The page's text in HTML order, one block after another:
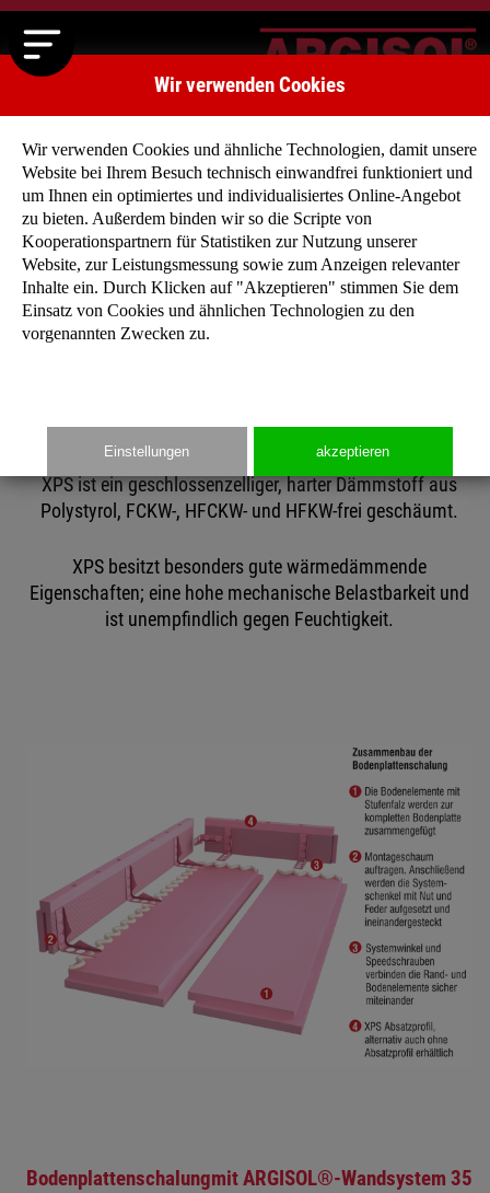
Startseite » Produkte »Bodenplattenschalung
Bodenplattendämmschalung – die Basis zum
Das Material: Extrudiertes Polystyrol (XPS)
XPS ist ein geschlossenzelliger, harter Dämmstoff aus
Polystyrol, FCKW-, HFCKW- und HFKW-frei geschäumt.
XPS besitzt besonders gute wärmedämmende
Eigenschaften; eine hohe mechanische Belastbarkeit und
ist unempfindlich gegen Feuchtigkeit.
Bodenplattenschalungmit ARGISOL®-Wandsystem 35
Wir verwenden Cookies
Wir verwenden Cookies und ähnliche Technologien, damit unsere
Website bei Ihrem Besuch technisch einwandfrei funktioniert und
um Ihnen ein optimiertes und individualisiertes Online-Angebot
zu bieten. Außerdem binden wir so die Scripte von
Kooperationspartnern für Statistiken zur Nutzung unserer
Website, zur Leistungsmessung sowie zum Anzeigen relevanter
Inhalte ein. Durch Klicken auf "Akzeptieren" stimmen Sie dem
Einsatz von Cookies und ähnlichen Technologien zu den
vorgenannten Zwecken zu.
Einstellungen akzeptieren